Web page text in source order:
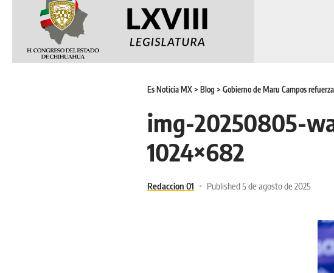
Es Noticia MX> Blog > Gobierno de Maru Campos
img-20250805-
1024×682
Redaccion 01 Published 5 de agosto de 2025